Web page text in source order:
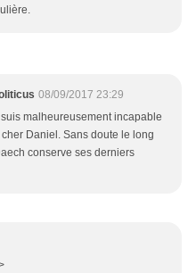
08/09/2017 23:29
malheureusement incapable
Daniel. Sans doute le long
conserve ses derniers